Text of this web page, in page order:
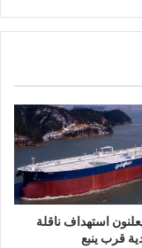
استهداف ناقلة
قرب ينبع